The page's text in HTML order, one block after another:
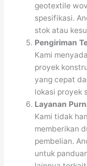
geotextile
spesifikasi.
stok atau
Pengiriman
Kami
proyek
yang cepat
lokasi proyek
Layanan
Kami tidak
memberikan
pembelian.
untuk